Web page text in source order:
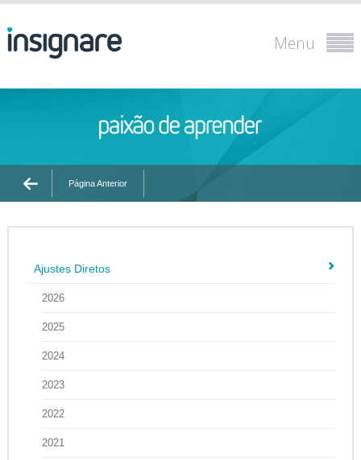
Menu
Página Anterior
Ajustes Diretos
2026
2025
2024
2023
2022
2021